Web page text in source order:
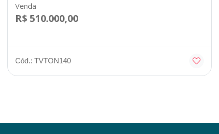
Venda
R$ 510.000,00
Cód.: TVTON140